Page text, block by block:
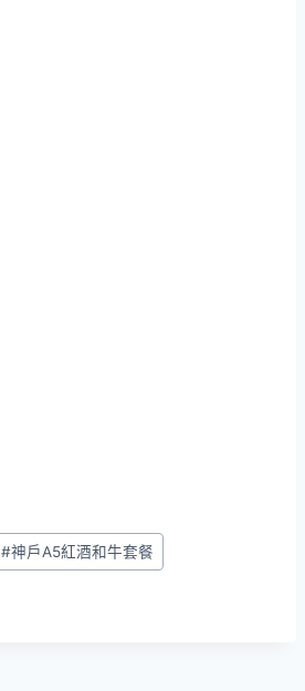
#神戶A5紅酒和牛套餐